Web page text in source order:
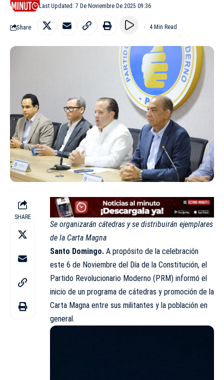
Last Updated: 7 De Noviembre De 2025 09:36
Share 4 Min Read
SHARE
Se organizarán cátedras y se distribuirán ejemplares
de la Carta Magna
Santo Domingo. A propósito de la celebración
este 6 de Noviembre del Día de la Constitución, el
Partido Revolucionario Moderno (PRM) informó el
inicio de un programa de cátedras y promoción de la
Carta Magna entre sus militantes y la población en
general.